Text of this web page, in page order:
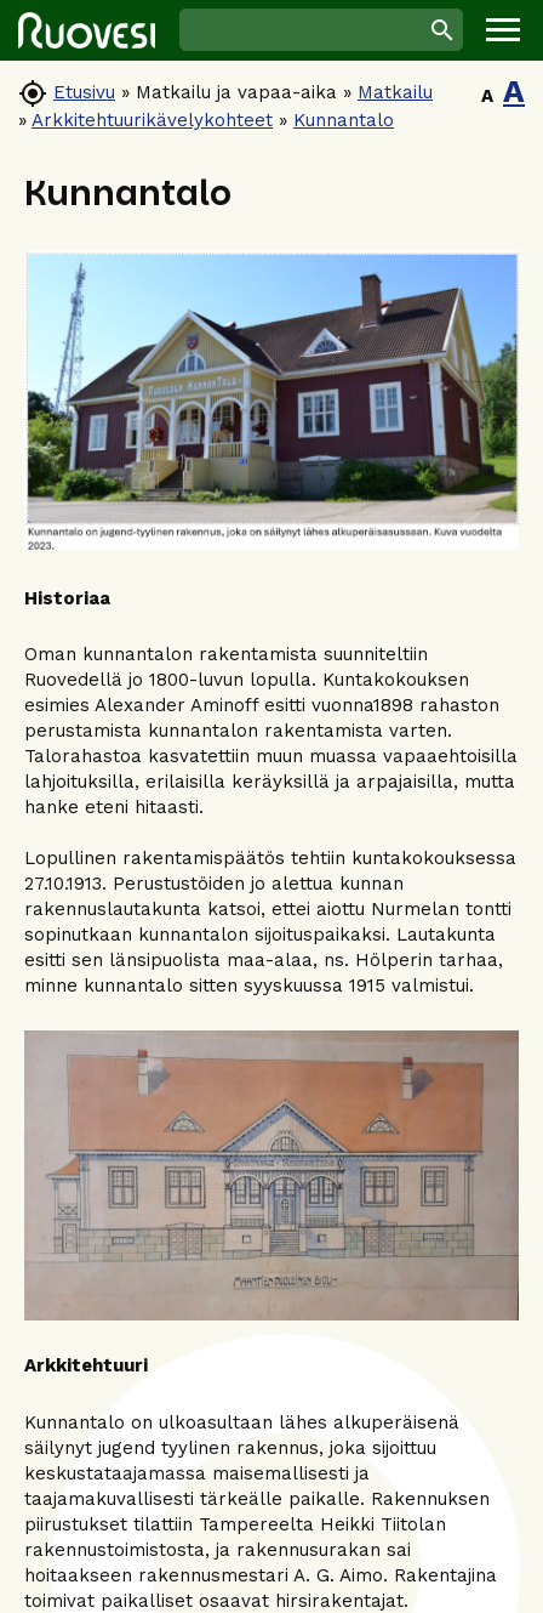
 Etusivu » Matkailu ja vapaa-aika » Matkailu
» Arkkitehtuurikävelykohteet » Kunnantalo
A A
Kunnantalo
Historiaa
Oman kunnantalon rakentamista suunniteltiin
Ruovedellä jo 1800-luvun lopulla. Kuntakokouksen
esimies Alexander Aminoff esitti vuonna1898 rahaston
perustamista kunnantalon rakentamista varten.
Talorahastoa kasvatettiin muun muassa vapaaehtoisilla
lahjoituksilla, erilaisilla keräyksillä ja arpajaisilla, mutta
hanke eteni hitaasti.
Lopullinen rakentamispäätös tehtiin kuntakokouksessa
27.10.1913. Perustustöiden jo alettua kunnan
rakennuslautakunta katsoi, ettei aiottu Nurmelan tontti
sopinutkaan kunnantalon sijoituspaikaksi. Lautakunta
esitti sen länsipuolista maa-alaa, ns. Hölperin tarhaa,
minne kunnantalo sitten syyskuussa 1915 valmistui.
Arkkitehtuuri
Kunnantalo on ulkoasultaan lähes alkuperäisenä
säilynyt jugend tyylinen rakennus, joka sijoittuu
keskustataajamassa maisemallisesti ja
taajamakuvallisesti tärkeälle paikalle. Rakennuksen
piirustukset tilattiin Tampereelta Heikki Tiitolan
rakennustoimistosta, ja rakennusurakan sai
hoitaakseen rakennusmestari A. G. Aimo. Rakentajina
toimivat paikalliset osaavat hirsirakentajat.